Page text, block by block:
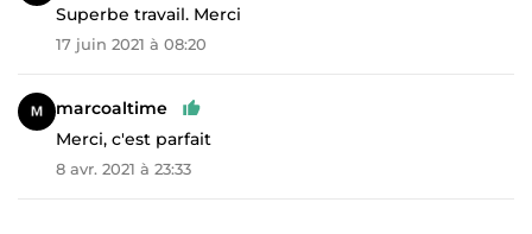
Superbe travail. Merci
17 juin 2021 à 08:20
marcoaltime
Merci, c'est parfait
8 avr. 2021 à 23:33